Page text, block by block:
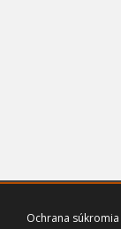
Ochrana súkromia